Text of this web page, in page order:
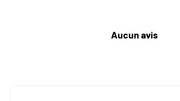
Aucun avis